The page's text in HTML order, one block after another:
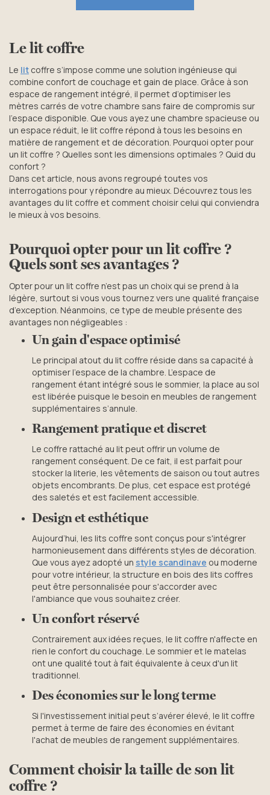
Le lit coffre
Le lit coffre s’impose comme une solution ingénieuse qui
combine confort de couchage et gain de place. Grâce à son
espace de rangement intégré, il permet d’optimiser les
mètres carrés de votre chambre sans faire de compromis sur
l’espace disponible. Que vous ayez une chambre spacieuse ou
un espace réduit, le lit coffre répond à tous les besoins en
matière de rangement et de décoration. Pourquoi opter pour
un lit coffre ? Quelles sont les dimensions optimales ? Quid du
confort ?
Dans cet article, nous avons regroupé toutes vos
interrogations pour y répondre au mieux. Découvrez tous les
avantages du lit coffre et comment choisir celui qui conviendra
le mieux à vos besoins.
Pourquoi opter pour un lit coffre ?
Quels sont ses avantages ?
Opter pour un lit coffre n’est pas un choix qui se prend à la
légère, surtout si vous vous tournez vers une qualité française
d’exception. Néanmoins, ce type de meuble présente des
avantages non négligeables :
Un gain d'espace optimisé
Le principal atout du lit coffre réside dans sa capacité à
optimiser l'espace de la chambre. L’espace de
rangement étant intégré sous le sommier, la place au sol
est libérée puisque le besoin en meubles de rangement
supplémentaires s’annule.
Rangement pratique et discret
Le coffre rattaché au lit peut offrir un volume de
rangement conséquent. De ce fait, il est parfait pour
stocker la literie, les vêtements de saison ou tout autres
objets encombrants. De plus, cet espace est protégé
des saletés et est facilement accessible.
Design et esthétique
Aujourd’hui, les lits coffre sont conçus pour s'intégrer
harmonieusement dans différents styles de décoration.
Que vous ayez adopté un style scandinave ou moderne
pour votre intérieur, la structure en bois des lits coffres
peut être personnalisée pour s'accorder avec
l'ambiance que vous souhaitez créer.
Un confort réservé
Contrairement aux idées reçues, le lit coffre n'affecte en
rien le confort du couchage. Le sommier et le matelas
ont une qualité tout à fait équivalente à ceux d'un lit
traditionnel.
Des économies sur le long terme
Si l'investissement initial peut s’avérer élevé, le lit coffre
permet à terme de faire des économies en évitant
l'achat de meubles de rangement supplémentaires.
Comment choisir la taille de son lit
coffre ?